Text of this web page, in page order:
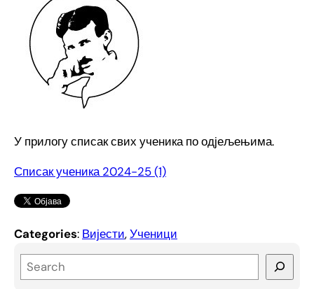
У прилогу списак свих ученика по одјељењима.
Списак ученика 2024-25 (1)
Categories: Вијести, Ученици
e